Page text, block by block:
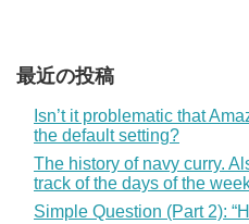
最近の投稿
Isn’t it problematic that
the default setting?
The history of navy curry.
track of the days of the
Simple Question (Part 2):